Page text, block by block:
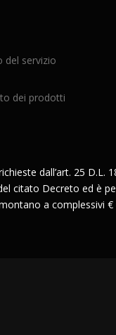
del servizio
dei prodotti
dall’art. 25
citato Decreto ed è
a complessivi €